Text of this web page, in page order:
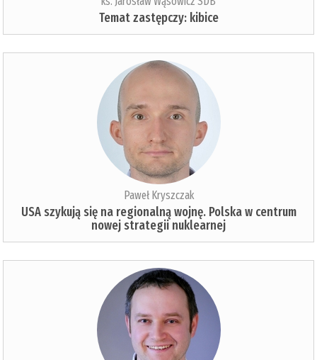
Temat zastępczy: kibice
Paweł Kryszczak
USA szykują się na regionalną wojnę. Polska w centrum
nowej strategii nuklearnej